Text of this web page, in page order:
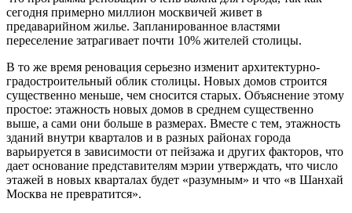
сегодня примерно миллион москвичей живет в
предаварийном жилье. Запланированное властями
переселение затрагивает почти 10% жителей столицы.
В то же время реновация серьезно изменит архитектурно-
градостроительный облик столицы. Новых домов строится
существенно меньше, чем сносится старых. Объяснение этому
простое: этажность новых домов в среднем существенно
выше, а сами они больше в размерах. Вместе с тем, этажность
зданий внутри кварталов и в разных районах города
варьируется в зависимости от пейзажа и других факторов, что
дает основание представителям мэрии утверждать, что число
этажей в новых кварталах будет «разумным» и что «в Шанхай
Москва не превратится».